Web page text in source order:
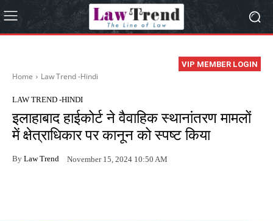
VIP MEMBER LOGIN
Home Law Trend -Hindi
LAW TREND -HINDI
इलाहाबाद हाईकोर्ट ने वैवाहिक स्थानांतरण मामलों
में क्षेत्राधिकार पर कानून को स्पष्ट किया
By Law Trend November 15, 2024 10:50 AM